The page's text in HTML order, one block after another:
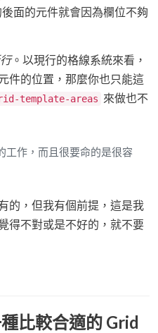
面的元件就會因為欄位不夠
。以現行的格線系統來看，
件的位置，那麼你也只能這
template-areas 來做也不
工作，而且很要命的是很容
的，但我有個前提，這是我
得不對或是不好的，就不要
比較合適的 Grid